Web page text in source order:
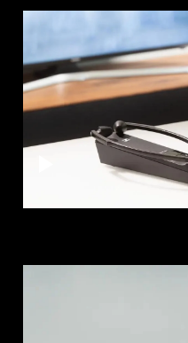
Discover AMBEO
AMBEO Parts & Accessories